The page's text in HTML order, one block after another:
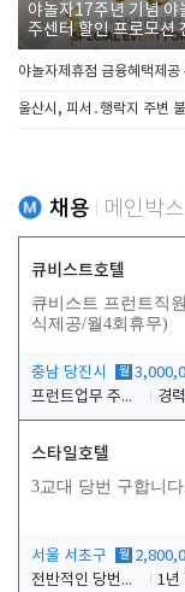
야놀자17주년 기념 야
주센터 할인 프로모션
야놀자제휴점 금융혜택제공
울산시, 피서․행락지 주변
채용 메인박스
큐비스트호텔
큐비스트 프런트직
식제공/월4회휴무)
충남 당진시 월
프런트업무 주간, 야간
경
스타일호텔
3교대 당번 구합니
서울 서초구 월
전반적인 당번업무
1년